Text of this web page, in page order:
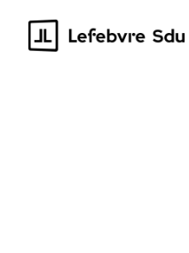
contentNaar de vacaturepagina